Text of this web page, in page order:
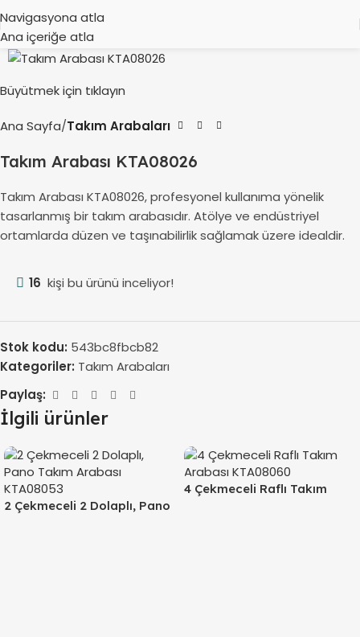
Navigasyona atla
Ana içeriğe atla
Büyütmek için tıklayın
Ana Sayfa Takım Arabaları
Takım Arabası KTA08026
Takım Arabası KTA08026, profesyonel kullanıma yönelik
tasarlanmış bir takım arabasıdır. Atölye ve endüstriyel
ortamlarda düzen ve taşınabilirlik sağlamak üzere idealdir.
16 kişi bu ürünü inceliyor!
Stok kodu: 543bc8fbcb82
Kategoriler: Takım Arabaları
Paylaş:
İlgili ürünler
2 Çekmeceli 2 Dolaplı, Pano
4 Çekmeceli Raflı Takım